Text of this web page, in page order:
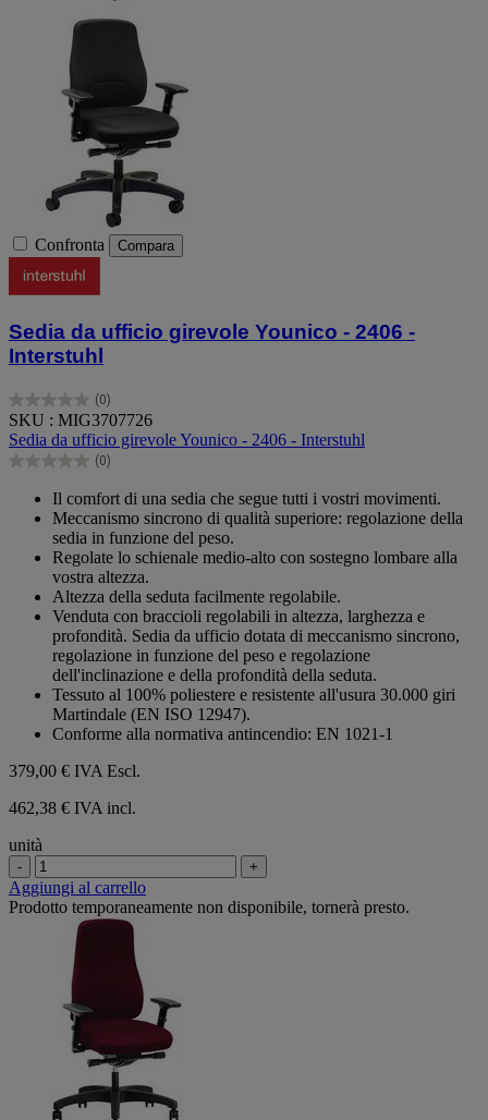
Confronta Compara
Sedia da ufficio girevole Younico - 2406 -
Interstuhl
(0)
0.0
su
5
stelle.
SKU : MIG3707726
Sedia da ufficio girevole Younico - 2406 - Interstuhl
(0)
0.0
stelle.
Il comfort di una sedia che segue tutti i vostri movimenti.
Meccanismo sincrono di qualità superiore: regolazione della
sedia in funzione del peso.
Regolate lo schienale medio-alto con sostegno lombare alla
vostra altezza.
Altezza della seduta facilmente regolabile.
Venduta con braccioli regolabili in altezza, larghezza e
profondità. Sedia da ufficio dotata di meccanismo sincrono,
regolazione in funzione del peso e regolazione
dell'inclinazione e della profondità della seduta.
Tessuto al 100% poliestere e resistente all'usura 30.000 giri
Martindale (EN ISO 12947).
Conforme alla normativa antincendio: EN 1021-1
379,00 € IVA Escl.
462,38 € IVA incl.
unità
- +
Aggiungi al carrello
Prodotto temporaneamente non disponibile, tornerà presto.